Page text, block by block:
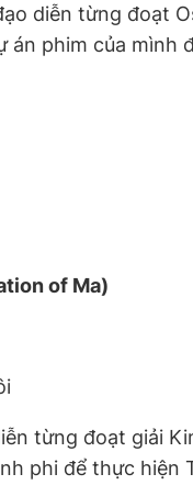
diễn từng đoạt
phim của
of Ma)
từng đoạt giải
phi để thực